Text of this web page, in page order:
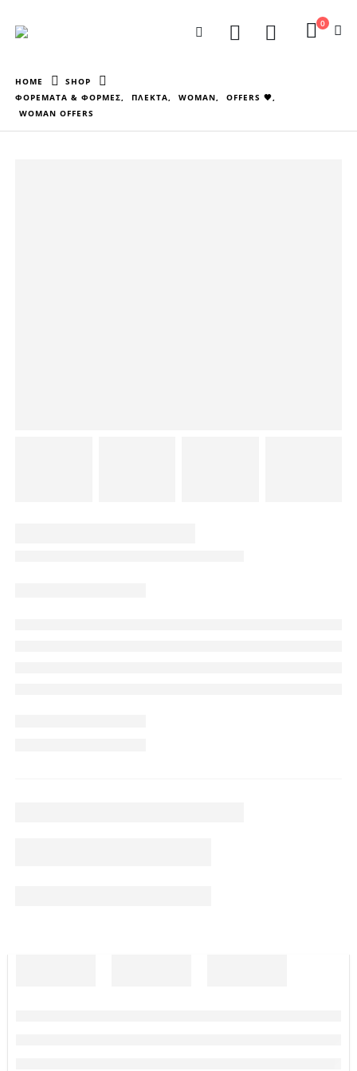
0
HOME
SHOP
ΦΟΡΕΜΑΤΑ & ΦΟΡΜΕΣ, ΠΛΕΚΤΑ, WOMAN, OFFERS 🖤,
WOMAN OFFERS